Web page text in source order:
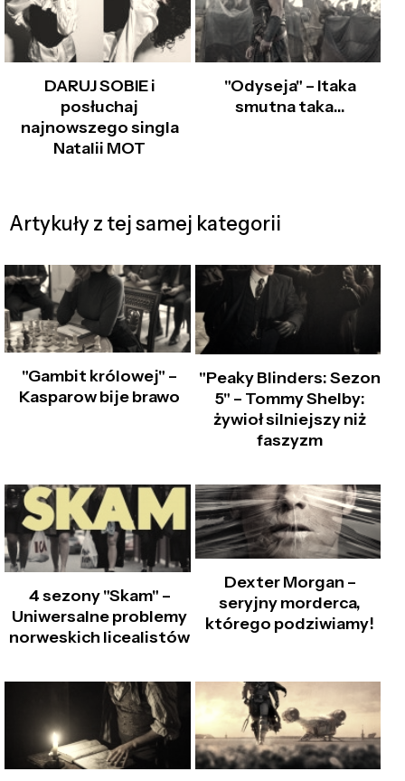
DARUJ SOBIE i
posłuchaj
najnowszego singla
Natalii MOT
"Odyseja" – Itaka
smutna taka…
Artykuły z tej samej kategorii
"Gambit królowej" –
Kasparow bije brawo
"Peaky Blinders: Sezon
5" – Tommy Shelby:
żywioł silniejszy niż
faszyzm
4 sezony "Skam" –
Uniwersalne problemy
norweskich licealistów
Dexter Morgan –
seryjny morderca,
którego podziwiamy!